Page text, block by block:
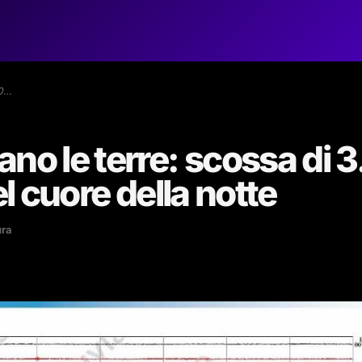
le terre: scossa di
cuore della notte